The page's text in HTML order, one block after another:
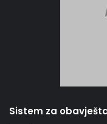
Sistem za